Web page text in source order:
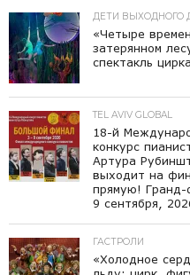
ДЕТИ ВЫХОДНОГО
«Четыре
затерянном
спектакль
TEL AVIV GLOBAL
18-й
конкурс
Артура
выходит на
прямую!
9 сентября,
ГАСТРОЛИ
«Холодное